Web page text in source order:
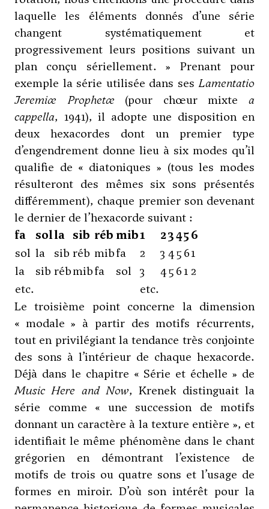
laquelle les éléments donnés d’une série
changent systématiquement et
progressivement leurs positions suivant un
plan conçu sériellement. » Prenant pour
exemple la série utilisée dans ses Lamentatio
Jeremiæ Prophetæ (pour chœur mixtea
cappella, 1941), il adopte une disposition en
deux hexacordes dont un premier type
d’engendrement donne lieu à six modes qu’il
qualifie de « diatoniques » (tous les modes
résulteront des mêmes six sons présentés
différemment), chaque premier son devenant
le dernier de l’hexacorde suivant :
fa
solla sib réb mib1 23456
sol la sib réb mibfa 2 3 4561
la
sib rébmibfa sol 3 45612
etc.
etc.
Le troisième point concerne la dimension
« modale » à partir des motifs récurrents,
tout en privilégiant la tendance très conjointe
des sons à l’intérieur de chaque hexacorde.
Déjà dans le chapitre « Série et échelle » de
Music Here and Now, Krenek distinguait la
série comme « une succession de motifs
donnant un caractère à la texture entière », et
identifiait le même phénomène dans le chant
grégorien en démontrant l’existence de
motifs de trois ou quatre sons et l’usage de
formes en miroir. D’où son intérêt pour la